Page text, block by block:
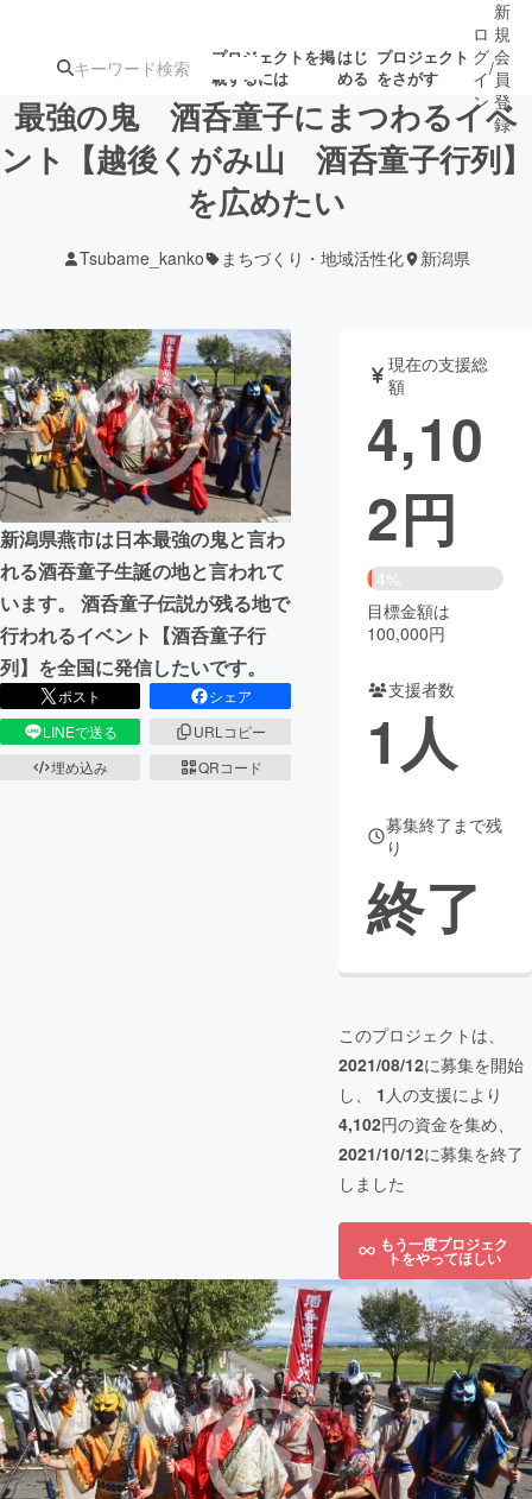
プロジェクトを掲
載するには
はじ
める
プロジェクト
をさがす
注目の新着プロ
ジェクト
募集終了が近いプ
テクノロジー・ガジェット
映像・映画 書籍・雑誌
ビジネス・起業 チャレンジ
まちづくり・地域活性化
CAMPFIRE for Social Good
CAMPFIRE Creation
CAMPFIREふるさと納税machi-ya コミュニティ
ロ
グ
イ
ン
/
新
規
会
員
登
録
最強の鬼 酒呑童子にまつわるイベ
ント【越後くがみ山 酒呑童子行列】
を広めたい
Tsubame_kanko まちづくり・地域活性化 新潟県
新潟県燕市は日本最強の鬼と言わ
れる酒吞童子生誕の地と言われて
います。 酒呑童子伝説が残る地で
行われるイベント【酒呑童子行
列】を全国に発信したいです。
ポスト
シェア
LINEで送る
URLコピー
埋め込み
QRコード
現在の支援総
額
4,10
2円
4%
目標金額は
100,000円
支援者数
1人
募集終了まで残
り
終了
このプロジェクトは、
2021/08/12に募集を開始
し、 1 人の支援により
4,102円の資金を集め、
2021/10/12に募集を終了
しました
もう一度プロジェク
トをやってほしい